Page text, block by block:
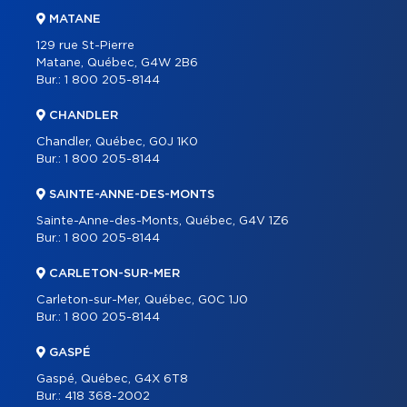
MATANE
129 rue St-Pierre
Matane, Québec, G4W 2B6
Bur.: 1 800 205-8144
CHANDLER
Chandler, Québec, G0J 1K0
Bur.: 1 800 205-8144
SAINTE-ANNE-DES-MONTS
Sainte-Anne-des-Monts, Québec, G4V 1Z6
Bur.: 1 800 205-8144
CARLETON-SUR-MER
Carleton-sur-Mer, Québec, G0C 1J0
Bur.: 1 800 205-8144
GASPÉ
Gaspé, Québec, G4X 6T8
Bur.: 418 368-2002